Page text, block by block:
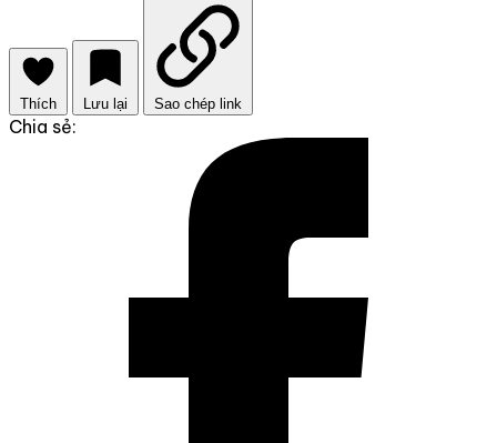
Thích Lưu lại Sao chép link
Chia sẻ: